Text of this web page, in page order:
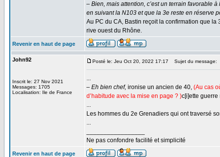
– Bien, mais attention, c’est un terrain favorable
en suivant la N103 et que la 3e reste en réserve
Au PC du CA, Bastin reçoit la confirmation que
rive ouest du Rhône.
Revenir en haut de page
John92
Inscrit le: 27 Nov 2021
Messages: 1705
Localisation: Ile de France
Posté le: Jeu Oct 20, 2022 17:17 Sujet du message:
...
– Eh bien chef, ironise un ancien de 40, (Au cas
d’habitude avec la mise en page ? )c[i]ette
...
Les hommes du 2e Grenadiers qui ont traversé
...
Ne pas confondre facilité et simplicité
Revenir en haut de page